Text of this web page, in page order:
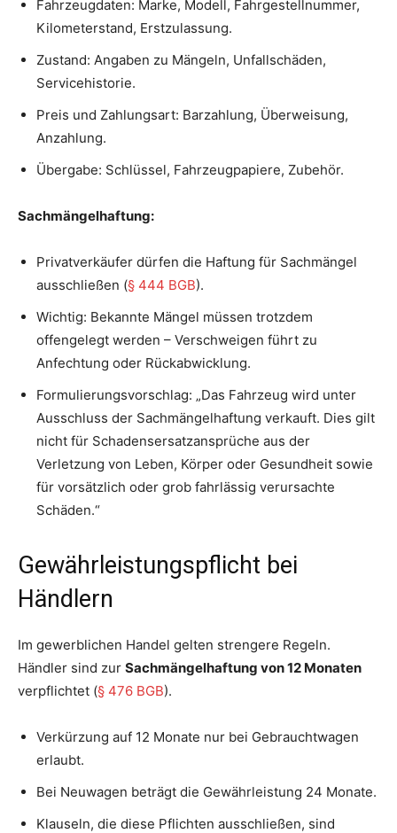
Fahrzeugdaten: Marke, Modell, Fahrgestellnummer,
Kilometerstand, Erstzulassung.
Zustand: Angaben zu Mängeln, Unfallschäden,
Servicehistorie.
Preis und Zahlungsart: Barzahlung, Überweisung,
Anzahlung.
Übergabe: Schlüssel, Fahrzeugpapiere, Zubehör.
Sachmängelhaftung:
Privatverkäufer dürfen die Haftung für Sachmängel
ausschließen (§ 444 BGB).
Wichtig: Bekannte Mängel müssen trotzdem
offengelegt werden – Verschweigen führt zu
Anfechtung oder Rückabwicklung.
Formulierungsvorschlag: „Das Fahrzeug wird unter
Ausschluss der Sachmängelhaftung verkauft. Dies gilt
nicht für Schadensersatzansprüche aus der
Verletzung von Leben, Körper oder Gesundheit sowie
für vorsätzlich oder grob fahrlässig verursachte
Schäden.“
Gewährleistungspflicht bei
Händlern
Im gewerblichen Handel gelten strengere Regeln.
Händler sind zur Sachmängelhaftung von 12 Monaten
verpflichtet (§ 476 BGB).
Verkürzung auf 12 Monate nur bei Gebrauchtwagen
erlaubt.
Bei Neuwagen beträgt die Gewährleistung 24 Monate.
Klauseln, die diese Pflichten ausschließen, sind